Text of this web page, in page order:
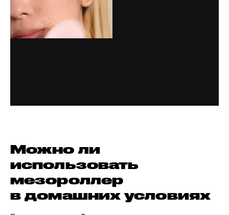
Можно ли
использовать
мезороллер
в домашних условиях